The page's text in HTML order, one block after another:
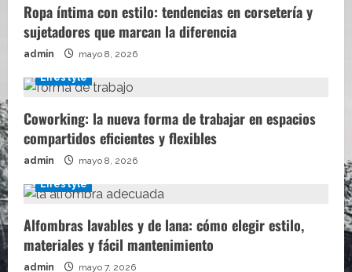
Ropa íntima con estilo: tendencias en corsetería y
sujetadores que marcan la diferencia
admin mayo 8, 2026
Lifestyle
Coworking: la nueva forma de trabajar en espacios
compartidos eficientes y flexibles
admin mayo 8, 2026
Lifestyle
Alfombras lavables y de lana: cómo elegir estilo,
materiales y fácil mantenimiento
admin mayo 7, 2026